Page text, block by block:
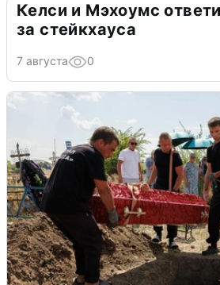
Келси и Мэхоумс
за стейкхауса
7 августа 0